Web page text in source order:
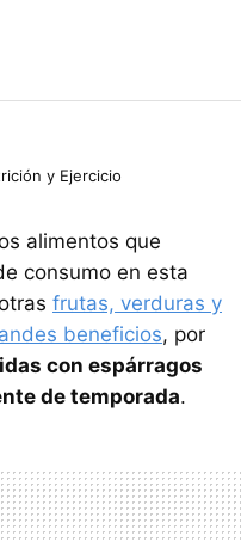
y Ejercicio
alimentos que
consumo en esta
frutas, verduras y
beneficios, por
con espárragos
de temporada.